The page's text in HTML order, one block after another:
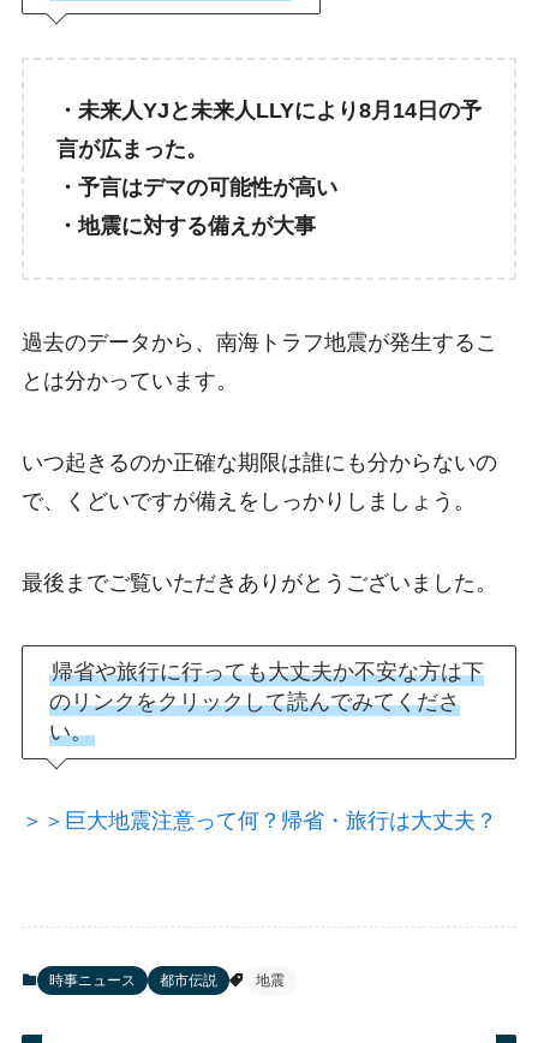
・未来人YJと未来人LLYにより8月14日の予
言が広まった。
・予言はデマの可能性が高い
・地震に対する備えが大事
過去のデータから、南海トラフ地震が発生するこ
とは分かっています。
いつ起きるのか正確な期限は誰にも分からないの
で、くどいですが備えをしっかりしましょう。
最後までご覧いただきありがとうございました。
帰省や旅行に行っても大丈夫か不安な方は下
のリンクをクリックして読んでみてくださ
い。
＞＞巨大地震注意って何？帰省・旅行は大丈夫？
時事ニュース 都市伝説 地震